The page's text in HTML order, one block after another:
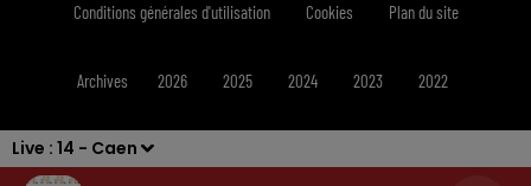
Live : 14 - Caen
Conditions générales d'utilisation Cookies Plan du site
Archives 2026 2025 2024 2023 2022